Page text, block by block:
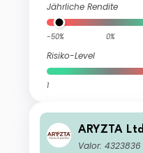
Jährliche Rendite
-50% 0%
Risiko-Level
1
ARYZTA Ltd
Valor: 4323836